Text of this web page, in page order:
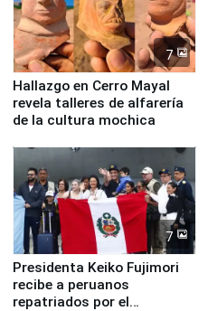
7
Hallazgo en Cerro Mayal
revela talleres de alfarería
de la cultura mochica
7
Presidenta Keiko Fujimori
recibe a peruanos
repatriados por el